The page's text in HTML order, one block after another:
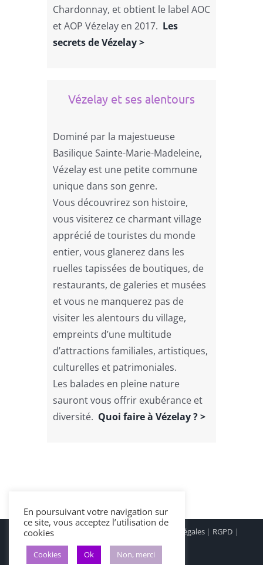
Chardonnay, et obtient le label AOC
et AOP Vézelay en 2017. Les
secrets de Vézelay >
Vézelay et ses alentours
Dominé par la majestueuse
Basilique Sainte-Marie-Madeleine,
Vézelay est une petite commune
unique dans son genre.
Vous découvrirez son histoire,
vous visiterez ce charmant village
apprécié de touristes du monde
entier, vous glanerez dans les
ruelles tapissées de boutiques, de
restaurants, de galeries et musées
et vous ne manquerez pas de
visiter les alentours du village,
empreints d’une multitude
d’attractions familiales, artistiques,
culturelles et patrimoniales.
Les balades en pleine nature
sauront vous offrir exubérance et
diversité. Quoi faire à Vézelay ? >
© Hôtel Les Glycines - Mars 2022 | Mentions légales| RGPD|
Cookies|
En poursuivant votre navigation sur
ce site, vous acceptez l’utilisation de
cookies
Cookies Ok Non, merci